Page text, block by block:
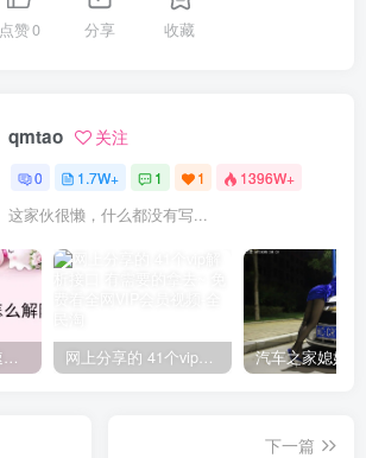
点赞0 分享 收藏
qmtao 关注
0 1.7W+ 1 1 1396W+
这家伙很懒，什么都没有写...
下一篇